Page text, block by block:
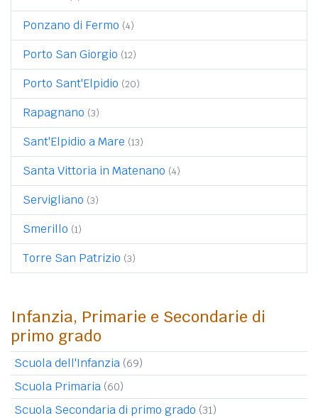
Ponzano di Fermo (4)
Porto San Giorgio (12)
Porto Sant'Elpidio (20)
Rapagnano (3)
Sant'Elpidio a Mare (13)
Santa Vittoria in Matenano (4)
Servigliano (3)
Smerillo (1)
Torre San Patrizio (3)
Infanzia, Primarie e Secondarie di
primo grado
Scuola dell'Infanzia (69)
Scuola Primaria (60)
Scuola Secondaria di primo grado (31)